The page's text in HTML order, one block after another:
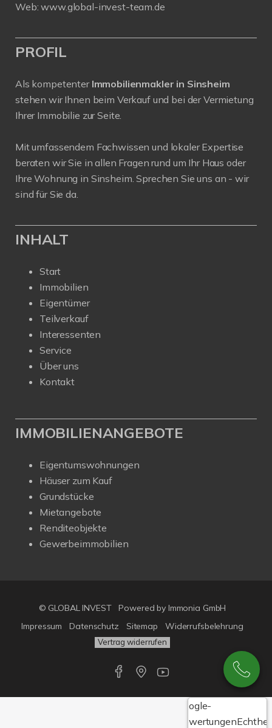
Web:www.global-invest-team.de
PROFIL
Als kompetenter Immobilienmakler in Sinsheim
stehen wir Ihnen beim Verkauf und bei der Vermietung
Ihrer Immobilie zur Seite.
Mit umfassendem Fachwissen und lokaler Expertise
beraten wir Sie in allen Fragen rund um Ihr Haus oder
Ihre Wohnung in Sinsheim. Sprechen Sie uns an - wir
sind für Sie da.
INHALT
Start
Immobilien
Eigentümer
Teilverkauf
Interessenten
Service
Über uns
Kontakt
IMMOBILIENANGEBOTE
Eigentumswohnungen
Häuser zum Kauf
Grundstücke
Mietangebote
Renditeobjekte
Gewerbeimmobilien
© GLOBAL INVEST Powered by Immonia GmbH
Impressum
Datenschutz Sitemap Widerrufsbelehrung
Vertrag widerrufen
Google-
Bewertungen